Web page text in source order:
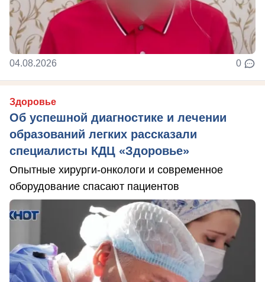
04.08.2026 0
Здоровье
Об успешной диагностике и лечении
образований легких рассказали
специалисты КДЦ «Здоровье»
Опытные хирурги-онкологи и современное
оборудование спасают пациентов